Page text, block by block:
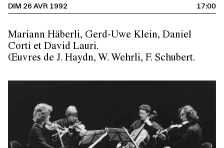
DIM 26 AVR 1992 17:00
Mariann Häberli, Gerd-Uwe Klein, Daniel
Corti et David Lauri.
Œuvres de J. Haydn, W. Wehrli, F. Schubert.